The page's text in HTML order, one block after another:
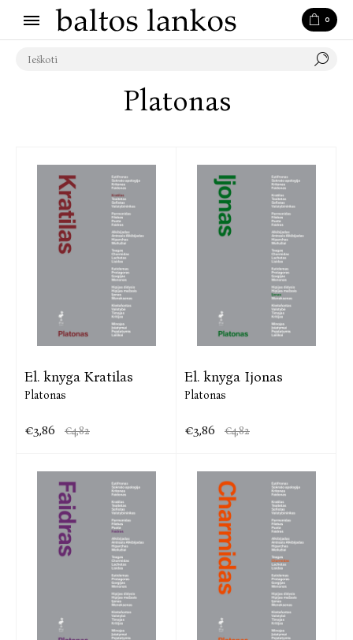
0
Platonas
El. knyga Kratilas
Platonas
€3,86 €4,82
El. knyga Ijonas
Platonas
€3,86 €4,82